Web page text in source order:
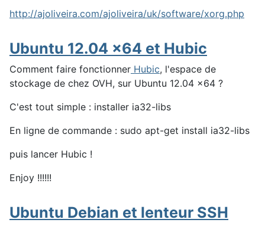
http://ajoliveira.com/ajoliveira/uk/software/xorg.php
Ubuntu 12.04 x64 et Hubic
Comment faire fonctionner Hubic, l'espace de
stockage de chez OVH, sur Ubuntu 12.04 x64 ?
C'est tout simple : installer ia32-libs
En ligne de commande : sudo apt-get install ia32-libs
puis lancer Hubic !
Enjoy !!!!!!
Ubuntu Debian et lenteur SSH